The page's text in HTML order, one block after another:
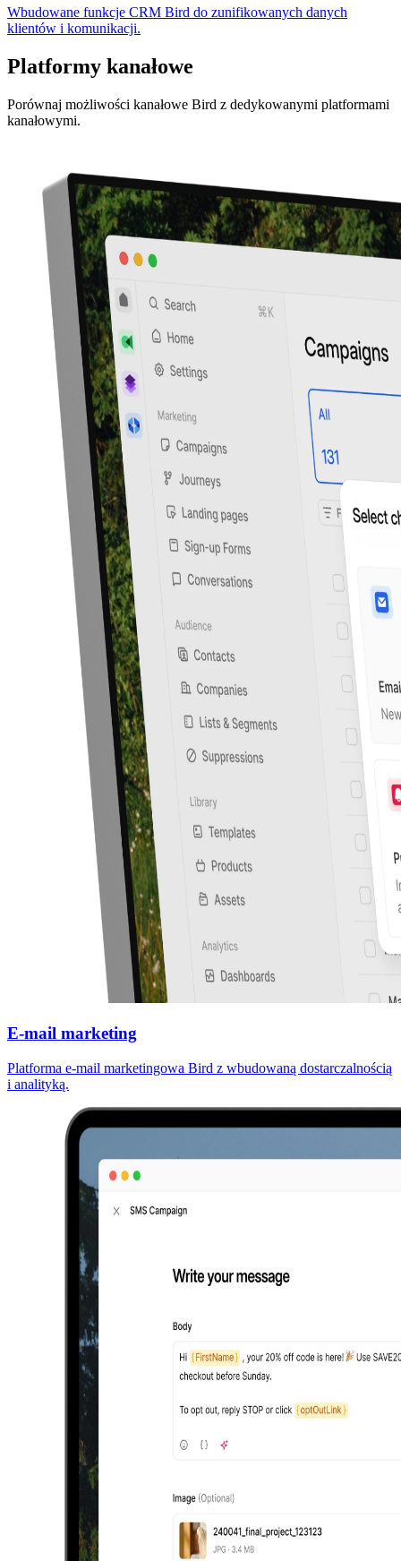
Wbudowane funkcje CRM Bird do zunifikowanych danych
klientów i komunikacji.
Platformy kanałowe
Porównaj możliwości kanałowe Bird z dedykowanymi platformami
kanałowymi.
E-mail marketing
Platforma e-mail marketingowa Bird z wbudowaną dostarczalnością
i analityką.